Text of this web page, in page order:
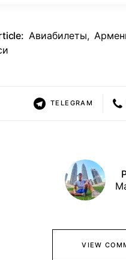
Авиабилеты,
TELEGRAM
VIEW